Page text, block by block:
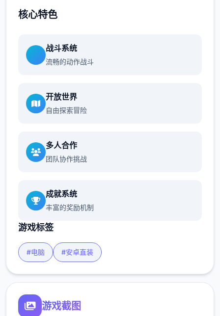
核心特色
战斗系统
流畅的动作战斗
开放世界
自由探索冒险
多人合作
团队协作挑战
成就系统
丰富的奖励机制
游戏标签
#电脑 #安卓直装
游戏截图